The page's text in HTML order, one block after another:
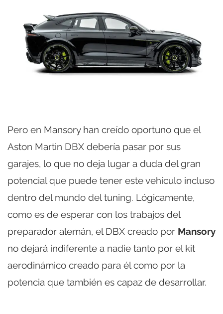
Pero en Mansory han creído oportuno que el
Aston Martin DBX debería pasar por sus
garajes, lo que no deja lugar a duda del gran
potencial que puede tener este vehículo incluso
dentro del mundo del tuning. Lógicamente,
como es de esperar con los trabajos del
preparador alemán, el DBX creado por Mansory
no dejará indiferente a nadie tanto por el kit
aerodinámico creado para él como por la
potencia que también es capaz de desarrollar.